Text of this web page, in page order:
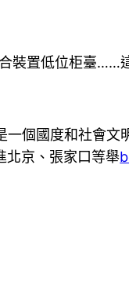
置低位柜臺……
個國度和社會文
北京、張家口等舉